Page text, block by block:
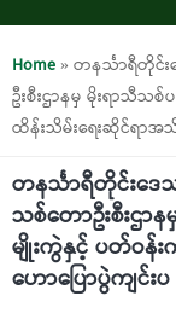
You are here
Home» တနင်္သာရီတိုင်
ဦးစီးဌာနမှ မိုးရာသီသစ်
ထိန်းသိမ်းရေးဆိုင်ရာအ
တနင်္သာရီတိုင်းဒေ
သစ်တောဦးစီးဌာန
မျိုးကွဲနှင့် ပတ်ဝန်
ဟောပြောပွဲကျင်းပ